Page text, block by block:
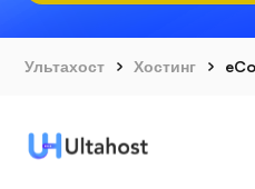
Ультахост Хостинг